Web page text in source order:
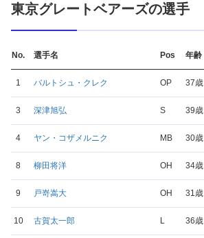
東京グレートベアーズの選手
No. 選手名 Pos 年齢
1 バルトシュ・クレク OP 37歳
3 深津旭弘 S 39歳
4 ヤン・コザメルニク MB 30歳
8 柳田将洋 OH 34歳
9 戸嵜嵩大 OH 31歳
10 古賀太一郎 L 36歳